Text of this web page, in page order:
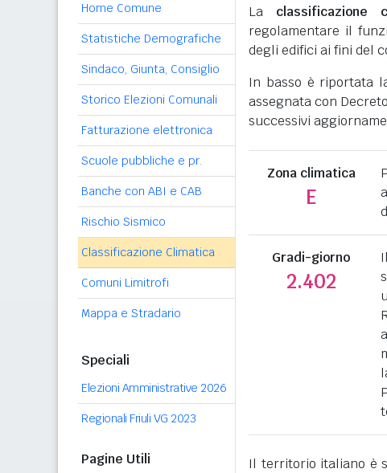
Home Comune
Statistiche Demografiche
Sindaco, Giunta, Consiglio
Storico Elezioni Comunali
Fatturazione elettronica
Scuole pubbliche e pr.
Banche con ABI e CAB
Rischio Sismico
Classificazione Climatica
Comuni Limitrofi
Mappa e Stradario
Speciali
Elezioni Amministrative 2026
Regionali Friuli VG 2023
Pagine Utili
La classificazione
regolamentare il
degli edifici ai fini del
In basso è riportata
assegnata con
successivi
Zona climatica
E
Gradi-giorno
2.402
Il territorio italiano è